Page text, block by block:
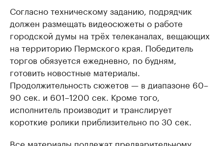
Согласно техническому заданию, подрядчик
должен размещать видеосюжеты о работе
городской думы на трёх телеканалах, вещающих
на территорию Пермского края. Победитель
торгов обязуется ежедневно, по будням,
готовить новостные материалы.
Продолжительность сюжетов — в диапазоне 60–
90 сек. и 601–1200 сек. Кроме того,
исполнитель производит и транслирует
короткие ролики приблизительно по 30 сек.
Все материалы подлежат предварительному